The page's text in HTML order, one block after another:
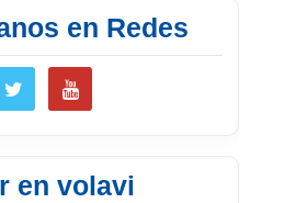
en Redes
en volavi